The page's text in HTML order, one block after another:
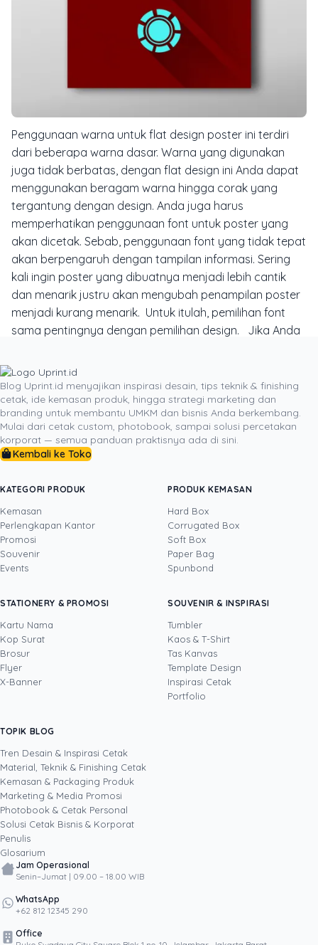
Penggunaan warna untuk flat design poster ini terdiri
dari beberapa warna dasar. Warna yang digunakan
juga tidak berbatas, dengan flat design ini Anda dapat
menggunakan beragam warna hingga corak yang
tergantung dengan design. Anda juga harus
memperhatikan penggunaan font untuk poster yang
akan dicetak. Sebab, penggunaan font yang tidak tepat
akan berpengaruh dengan tampilan informasi. Sering
kali ingin poster yang dibuatnya menjadi lebih cantik
dan menarik justru akan mengubah penampilan poster
menjadi kurang menarik. Untuk itulah, pemilihan font
sama pentingnya dengan pemilihan design. Jika Anda
cobalah untuk mencetaknya di
Anda akan mendapatkan hasil sesuai ekspetasi. Anda
dapat dengan mudah mengorder pesanan apapun di
Uprint.idmelalui website. Sehingga Anda tidak perlu lagi
keluar rumah atau keluar kantor untuk mencetak
beragam keperluan. Dari mulai undnagan hingga kartu
memudahkan Anda.
DITULIS OLEH
· Cofounder
Uprint.id, pakar dengan pengalaman lebih dari
20 tahun yang menguasai tiga disiplin
sekaligus: produksi percetakan dan kemasan
(offset, digital printing, quality control), digital
marketing, serta pemrograman dan AI. Ia
memahami bisnis cetak langsung dari lantai
produksi sampai baris kode, dari menghitung
sampai kemasan produk, selalu dengan
kacamata data dan dampak bisnis nyata.
Lihat profil →
Popular
Blog Uprint.id menyajikan inspirasi desain, tips teknik & finishing
cetak, ide kemasan produk, hingga strategi marketing dan
branding untuk membantu UMKM dan bisnis Anda berkembang.
Mulai dari cetak custom, photobook, sampai solusi percetakan
korporat — semua panduan praktisnya ada di sini.
Kembali ke Toko
KATEGORI PRODUK
Kemasan
Perlengkapan Kantor
Promosi
Souvenir
Events
PRODUK KEMASAN
Hard Box
Corrugated Box
Soft Box
Paper Bag
Spunbond
STATIONERY & PROMOSI
Kartu Nama
Kop Surat
Brosur
Flyer
X-Banner
SOUVENIR & INSPIRASI
Tumbler
Kaos & T-Shirt
Tas Kanvas
Template Design
Inspirasi Cetak
Portfolio
TOPIK BLOG
Tren Desain & Inspirasi Cetak
Material, Teknik & Finishing Cetak
Kemasan & Packaging Produk
Marketing & Media Promosi
Photobook & Cetak Personal
Solusi Cetak Bisnis & Korporat
Penulis
Glosarium
Jam Operasional
Senin–Jumat | 09.00 – 18.00 WIB
WhatsApp
+62 812 12345 290
Office